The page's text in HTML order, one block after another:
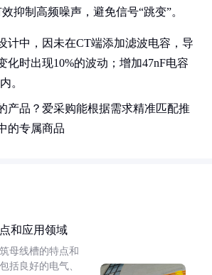
抑制高频噪声，避免信号“跳变”。
计中，因未在CT端添加滤波电容，导
化时出现10%的波动；增加47nF电容
。
产品？爱采购能根据需求精准匹配推
的专属商品
和应用领域
母线槽的特点和
括良好的电气、